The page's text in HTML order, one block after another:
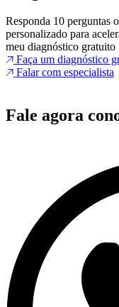
Responda 10 perguntas
personalizado para
meu diagnóstico gratuito
Faça um diagnóstico
Falar com especialista
Fale agora